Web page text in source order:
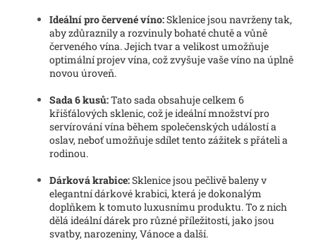
Ideální pro červené víno:Sklenice jsou navrženy tak,
aby zdůraznily a rozvinuly bohaté chutě a vůně
červeného vína. Jejich tvar a velikost umožňuje
optimální projev vína, což zvyšuje vaše víno na úplně
novou úroveň.
Sada 6 kusů:Tato sada obsahuje celkem 6
křišťálových sklenic, což je ideální množství pro
servírování vína během společenských událostí a
oslav, neboť umožňuje sdílet tento zážitek s přáteli a
rodinou.
Dárková krabice:Sklenice jsou pečlivě baleny v
elegantní dárkové krabici, která je dokonalým
doplňkem k tomuto luxusnímu produktu. To z nich
dělá ideální dárek pro různé příležitosti, jako jsou
svatby, narozeniny, Vánoce a další.